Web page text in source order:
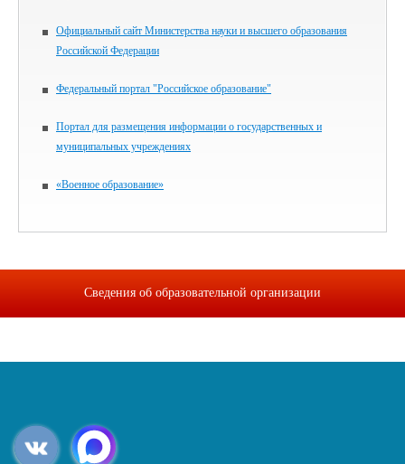
Официальный сайт Министерства науки и высшего образования
Российской Федерации
Федеральный портал "Российское образование"
Портал для размещения информации о государственных и
муниципальных учреждениях
«Военное образование»
Сведения об образовательной организации